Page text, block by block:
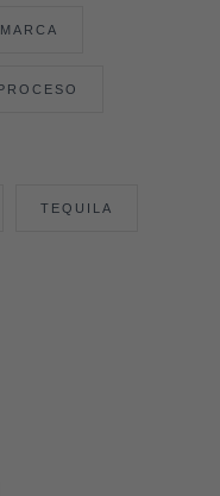
TEQUILA